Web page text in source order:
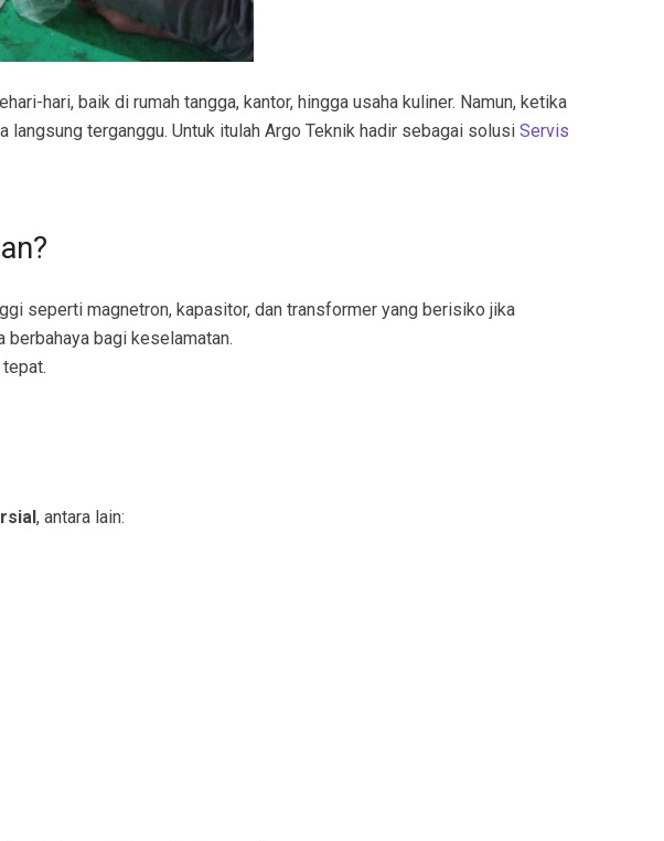
hari, baik di rumah tangga, kantor, hingga usaha kuliner. Namun, ketika
terganggu. Untuk itulah Argo Teknik hadir sebagai solusi Servis
seperti magnetron, kapasitor, dan transformer yang berisiko jika
berbahaya bagi keselamatan.
, antara lain: